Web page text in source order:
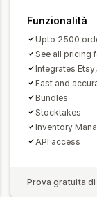
Funzionalità
Upto 2500
See all pricing
Integrates
Fast and
Bundles
Stocktakes
Inventory
API access
Prova gratuita di